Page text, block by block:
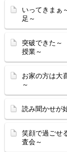
いってき
足～
突破でき
授業～
お家の方
～
読み聞かせが
笑顔で過ご
査会～